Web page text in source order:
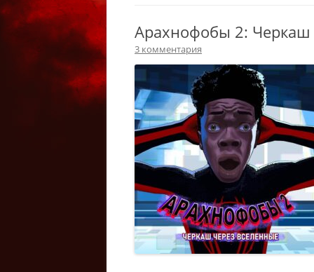
Арахнофобы 2: Черкаш
3 комментария